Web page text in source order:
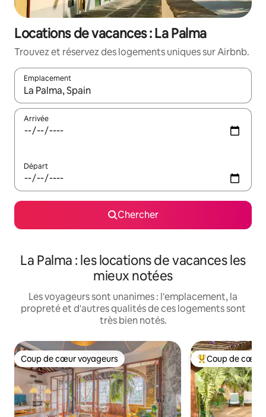
Locations de vacances : La Palma
Trouvez et réservez des logements uniques sur Airbnb.
Emplacement
Quand les résultats sont affichés, parcourez-les en utilisant
Arrivée
Départ
Chercher
La Palma : les locations de vacances les
mieux notées
Les voyageurs sont unanimes : l'emplacement, la
propreté et d'autres qualités de ces logements sont
très bien notés.
Coup de cœur voyageurs
Coup de cœur voyageurs Coup de cœur
Coup de cœur